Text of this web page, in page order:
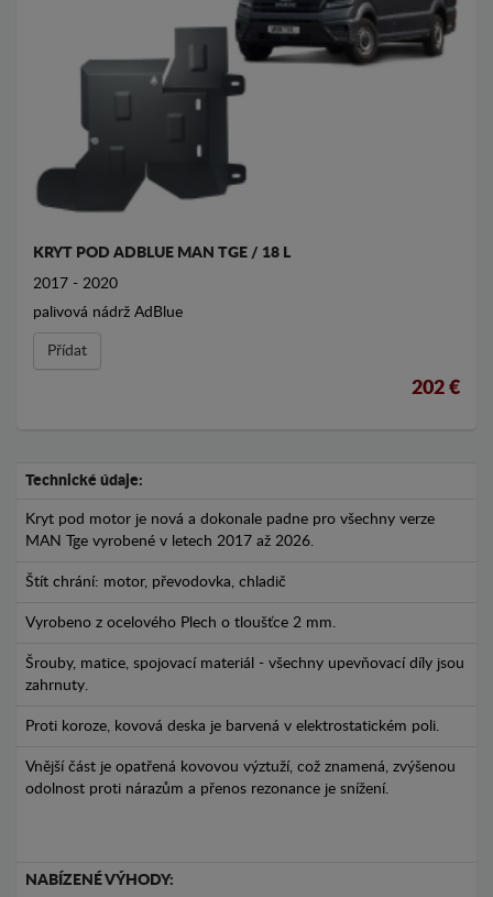
KRYT POD ADBLUE MAN TGE / 18 L
2017 - 2020
palivová nádrž AdBlue
Přídat
202 €
Technické údaje:
Kryt pod motor je nová a dokonale padne pro všechny verze
MAN Tge vyrobené v letech 2017 až 2026.
Štít chrání: motor, převodovka, chladič
Vyrobeno z ocelového Plech o tloušťce 2 mm.
Šrouby, matice, spojovací materiál - všechny upevňovací díly jsou
zahrnuty.
Proti koroze, kovová deska je barvená v elektrostatickém poli.
Vnější část je opatřená kovovou výztuží, což znamená, zvýšenou
odolnost proti nárazům a přenos rezonance je snížení.
NABÍZENÉ VÝHODY: